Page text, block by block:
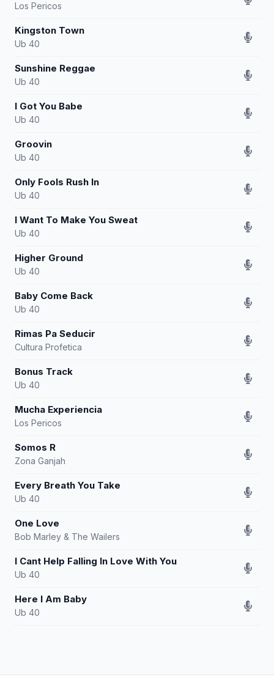
Los Pericos
Kingston Town
Ub 40
Sunshine Reggae
Ub 40
I Got You Babe
Ub 40
Groovin
Ub 40
Only Fools Rush In
Ub 40
I Want To Make You Sweat
Ub 40
Higher Ground
Ub 40
Baby Come Back
Ub 40
Rimas Pa Seducir
Cultura Profetica
Bonus Track
Ub 40
Mucha Experiencia
Los Pericos
Somos R
Zona Ganjah
Every Breath You Take
Ub 40
One Love
Bob Marley & The Wailers
I Cant Help Falling In Love With You
Ub 40
Here I Am Baby
Ub 40